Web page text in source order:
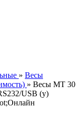
» Весы
» Весы МТ 30
USB (у)